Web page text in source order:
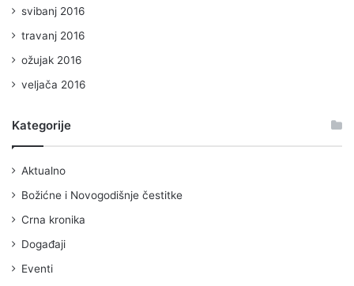
svibanj 2016
travanj 2016
ožujak 2016
veljača 2016
Kategorije
Aktualno
Božićne i Novogodišnje čestitke
Crna kronika
Događaji
Eventi